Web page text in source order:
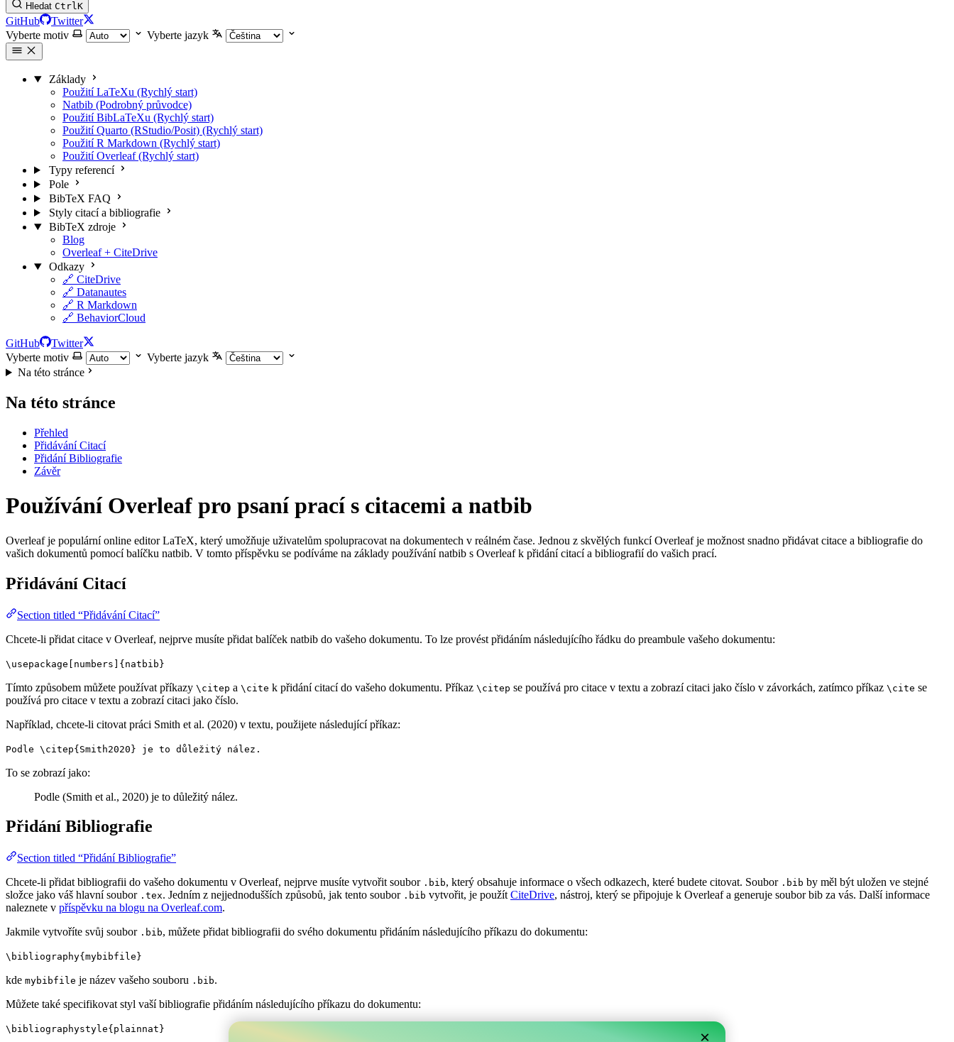
Hledat CtrlK
GitHub
Twitter
Vyberte motiv
Vyberte jazyk
Základy
Použití LaTeXu (Rychlý start)
Natbib (Podrobný průvodce)
Použití BibLaTeXu (Rychlý start)
Použití Quarto (RStudio/Posit) (Rychlý start)
Použití R Markdown (Rychlý start)
Použití Overleaf (Rychlý start)
Typy referencí
Pole
BibTeX FAQ
Styly citací a bibliografie
BibTeX zdroje
Blog
Overleaf + CiteDrive
Odkazy
🔗 CiteDrive
🔗 Datanautes
🔗 R Markdown
🔗 BehaviorCloud
GitHub
Twitter
Vyberte motiv
Vyberte jazyk
Na této stránce
Na této stránce
Přehled
Přidávání Citací
Přidání Bibliografie
Závěr
Používání Overleaf pro psaní prací s citacemi a natbib
Overleaf je populární online editor LaTeX, který umožňuje uživatelům spolupracovat na dokumentech v reálném čase. Jednou z skvělých funkcí Overleaf je možnost snadno přidávat citace a bibliografie do
vašich dokumentů pomocí balíčku natbib. V tomto příspěvku se podíváme na základy používání natbib s Overleaf k přidání citací a bibliografií do vašich prací.
Přidávání Citací
Section titled “Přidávání Citací”
Chcete-li přidat citace v Overleaf, nejprve musíte přidat balíček natbib do vašeho dokumentu. To lze provést přidáním následujícího řádku do preambule vašeho dokumentu:
\usepackage[numbers]{natbib}
Tímto způsobem můžete používat příkazy \citep a \cite k přidání citací do vašeho dokumentu. Příkaz \citep se používá pro citace v textu a zobrazí citaci jako číslo v závorkách, zatímco příkaz \cite se
používá pro citace v textu a zobrazí citaci jako číslo.
Například, chcete-li citovat práci Smith et al. (2020) v textu, použijete následující příkaz:
Podle \citep{Smith2020} je to důležitý nález.
To se zobrazí jako:
Podle (Smith et al., 2020) je to důležitý nález.
Přidání Bibliografie
Section titled “Přidání Bibliografie”
Chcete-li přidat bibliografii do vašeho dokumentu v Overleaf, nejprve musíte vytvořit soubor .bib, který obsahuje informace o všech odkazech, které budete citovat. Soubor .bib by měl být uložen ve stejné
složce jako váš hlavní soubor .tex. Jedním z nejjednodušších způsobů, jak tento soubor .bib vytvořit, je použít CiteDrive, nástroj, který se připojuje k Overleaf a generuje soubor bib za vás. Další informace
naleznete v příspěvku na blogu na Overleaf.com.
Jakmile vytvoříte svůj soubor .bib, můžete přidat bibliografii do svého dokumentu přidáním následujícího příkazu do dokumentu:
\bibliography{mybibfile}
kde mybibfile je název vašeho souboru .bib.
Můžete také specifikovat styl vaší bibliografie přidáním následujícího příkazu do dokumentu:
\bibliographystyle{plainnat} ×